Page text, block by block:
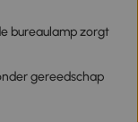
bureaulamp zorgt
gereedschap